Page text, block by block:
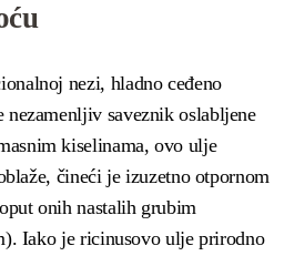
nezi, hladno ceđeno
saveznik oslabljene
kiselinama, ovo ulje
čineći je izuzetno otpornom
onih nastalih grubim
Iako je ricinusovo ulje prirodno